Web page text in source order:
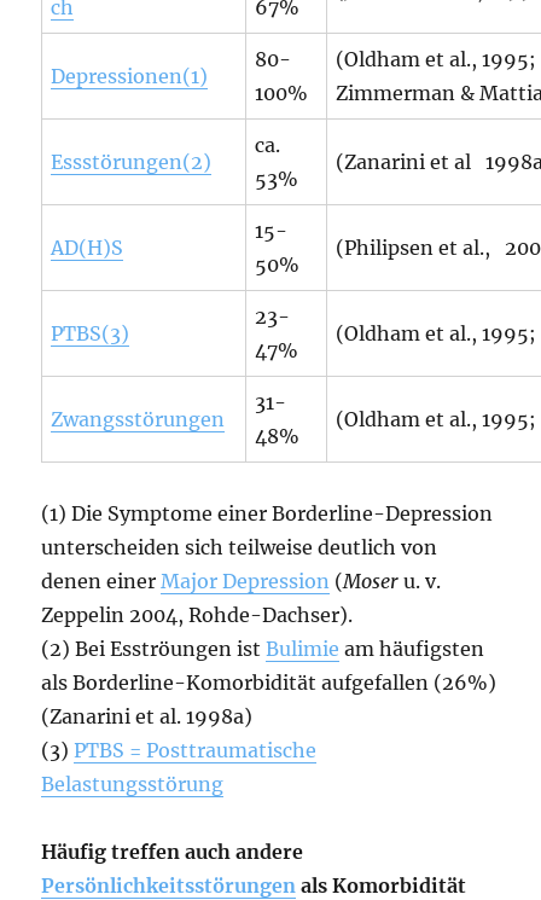
ch
67%
Depressionen(1)
80-
100%
(Oldham et al.,
Zimmerman &
Essstörungen(2)
ca.
53%
(Zanarini et al
AD(H)S
15-
50%
(Philipsen et al.,
PTBS(3)
23-
47%
(Oldham et al.,
Zwangsstörungen
31-
48%
(Oldham et al.,
(1) Die Symptome einer Borderline-Depression
unterscheiden sich teilweise deutlich von
denen einerMajor Depression (Moser u. v.
Zeppelin 2004, Rohde-Dachser).
(2) Bei Esströungen istBulimie am häufigsten
als Borderline-Komorbidität aufgefallen (26%)
(Zanarini et al. 1998a)
(3)PTBS = Posttraumatische
Belastungsstörung
Häufig treffen auch andere
Persönlichkeitsstörungen als Komorbidität